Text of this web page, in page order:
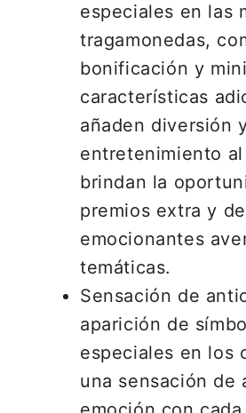
especiales en las
tragamonedas,
bonificación y
características
añaden diversión
entretenimiento
brindan la
premios extra y
emocionantes
temáticas.
Sensación de
aparición de
especiales en los
una sensación de